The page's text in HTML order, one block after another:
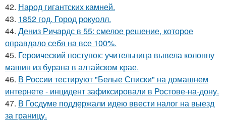
42. Народ гигантских камней.
43. 1852 год. Город рокуолл.
44. Дениз Ричардс в 55: смелое решение, которое
оправдало себя на все 100%.
45. Героический поступок: учительница вывела колонну
машин из бурана в алтайском крае.
46. В России тестируют "Белые Списки" на домашнем
интернете - инцидент зафиксировали в Ростове-на-дону.
47. В Госдуме поддержали идею ввести налог на выезд
за границу.